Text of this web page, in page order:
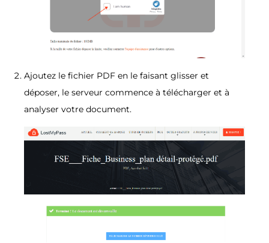
Ajoutez le fichier PDF en le faisant glisser et
déposer, le serveur commence à télécharger et à
analyser votre document.